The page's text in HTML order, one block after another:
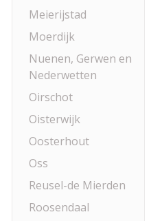
Meierijstad
Moerdijk
Nuenen, Gerwen en
Nederwetten
Oirschot
Oisterwijk
Oosterhout
Oss
Reusel-de Mierden
Roosendaal